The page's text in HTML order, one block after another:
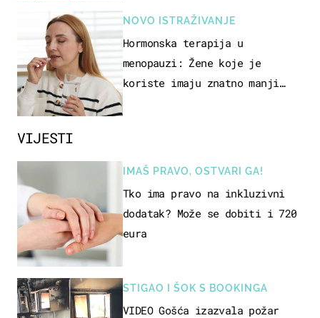
VIJESTI
IMAŠ PRAVO, OSTVARI GA!
Tko ima pravo na inkluzivni
dodatak? Može se dobiti i 720
eura
STIGAO I ŠOK S BOOKINGA
VIDEO Gošća izazvala požar
NOVO ISTRAŽIVANJE
Hormonska terapija u
menopauzi: Žene koje je
koriste imaju znatno manji